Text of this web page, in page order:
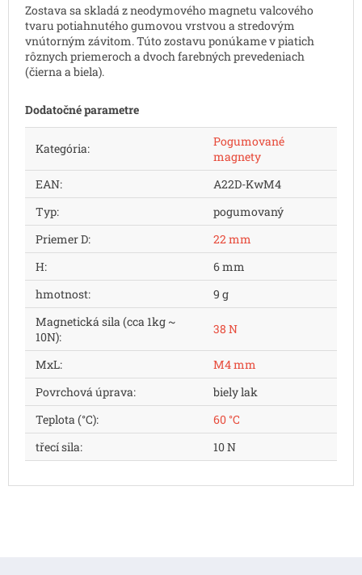
Zostava sa skladá z neodymového magnetu valcového
tvaru potiahnutého gumovou vrstvou a stredovým
vnútorným závitom. Túto zostavu ponúkame v piatich
rôznych priemeroch a dvoch farebných prevedeniach
(čierna a biela).
Dodatočné parametre
Kategória:
Pogumované
magnety
EAN:
A22D-KwM4
Typ:
pogumovaný
Priemer D:
22 mm
H:
6 mm
hmotnost:
9 g
Magnetická sila (cca 1kg ~
10N):
38 N
MxL:
M4 mm
Povrchová úprava:
biely lak
Teplota (°C):
60 °C
třecí sila: 10 N